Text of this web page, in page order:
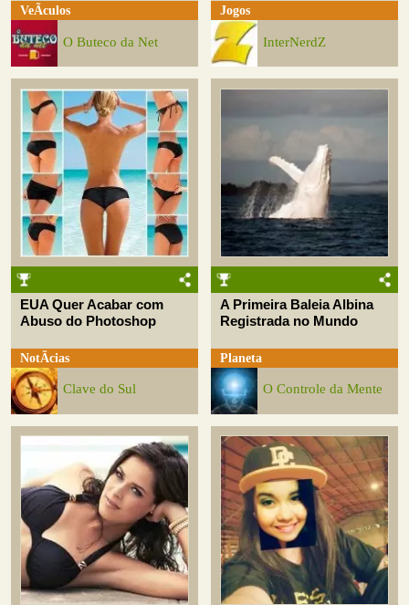
VeÃ­culos
O Buteco da Net
Jogos
InterNerdZ
EUA Quer Acabar com
Abuso do Photoshop
NotÃ­cias
Clave do Sul
A Primeira Baleia Albina
Registrada no Mundo
Planeta
O Controle da Mente